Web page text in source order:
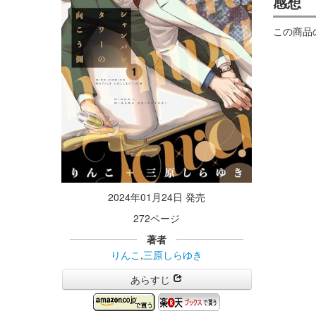
2024年01月24日 発売
272ページ
著者
りんこ ,三原しらゆき
あらすじ
この商品